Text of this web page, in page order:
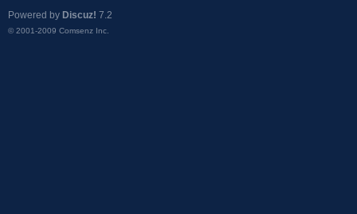
Powered by Discuz! 7.2
© 2001-2009 Comsenz Inc.